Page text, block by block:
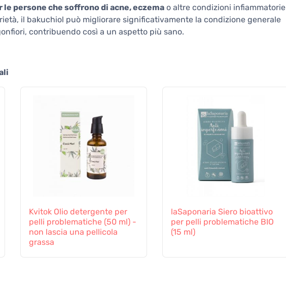
le persone che soffrono di acne, eczema o altre condizioni infiammatorie
il bakuchiol può migliorare significativamente la condizione generale
contribuendo così a un aspetto più sano.
Kvitok Olio detergente per
pelli problematiche (50 ml) -
non lascia una pellicola
grassa
laSaponaria Siero bioattivo
per pelli problematiche BIO
(15 ml)